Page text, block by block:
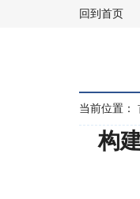
回到首页
当前位置：
构